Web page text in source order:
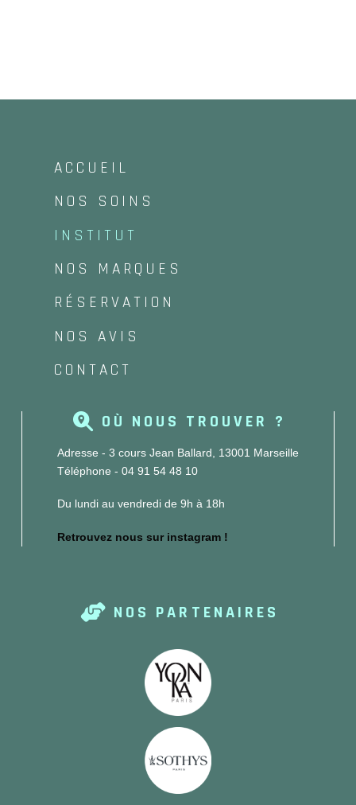
ACCUEIL
NOS SOINS
INSTITUT
NOS MARQUES
RÉSERVATION
NOS AVIS
CONTACT
OÙ NOUS TROUVER ?
Adresse - 3 cours Jean Ballard, 13001 Marseille
Téléphone - 04 91 54 48 10
Du lundi au vendredi de 9h à 18h
Retrouvez nous sur instagram !
NOS PARTENAIRES